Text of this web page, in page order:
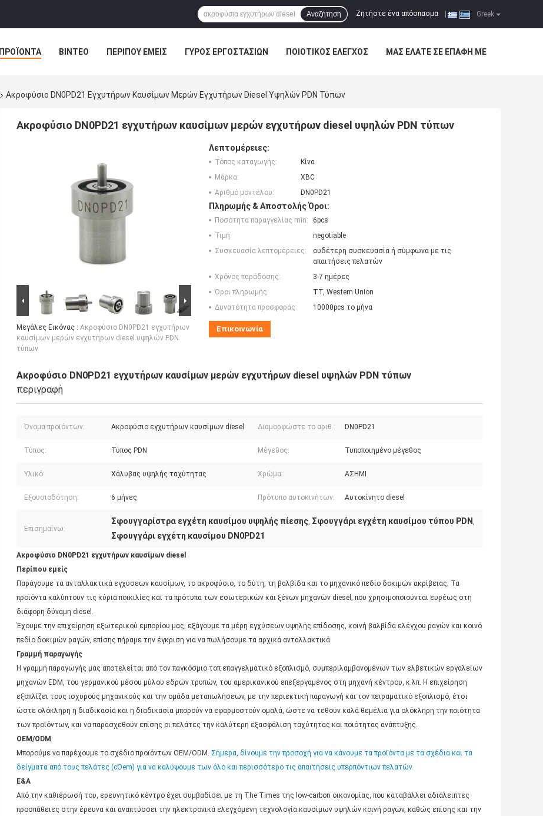
Greek
Ζητήστε ένα απόσπασμα
Αναζήτηση
ΠΡΟΪΌΝΤΑ ΒΊΝΤΕΟ ΠΕΡΊΠΟΥ ΕΜΕΊΣ ΓΎΡΟΣ ΕΡΓΟΣΤΑΣΊΩΝ ΠΟΙΟΤΙΚΌΣ ΈΛΕΓΧΟΣ ΜΑΣ ΕΛΆΤΕ ΣΕ ΕΠΑΦΉ ΜΕ
Ακροφύσιο DN0PD21 Εγχυτήρων Καυσίμων Μερών Εγχυτήρων Diesel Υψηλών PDN Τύπων
Ακροφύσιο DN0PD21 εγχυτήρων καυσίμων μερών εγχυτήρων diesel υψηλών PDN τύπων
Μεγάλες Εικόνας : Ακροφύσιο DN0PD21 εγχυτήρων
καυσίμων μερών εγχυτήρων diesel υψηλών PDN
τύπων
Λεπτομέρειες:
Τόπος καταγωγής:
Κίνα
Μάρκα:
XBC
Αριθμό μοντέλου:
DN0PD21
Πληρωμής & Αποστολής Όροι:
Ποσότητα παραγγελίας min:
6pcs
Τιμή:
negotiable
Συσκευασία λεπτομέρειες:
ουδέτερη συσκευασία ή σύμφωνα με τις
απαιτήσεις πελατών
Χρόνος παράδοσης:
3-7 ημέρες
Όροι πληρωμής:
TT, Western Union
Δυνατότητα προσφοράς:
10000pcs το μήνα
Επικοινωνία
Ακροφύσιο DN0PD21 εγχυτήρων καυσίμων μερών εγχυτήρων diesel υψηλών PDN τύπων
περιγραφή
Όνομα προϊόντων: Ακροφύσιο εγχυτήρων καυσίμων diesel Διαμορφώστε το αριθ.: DN0PD21
Τύπος: Τύπος PDN Μέγεθος: Τυποποιημένο μέγεθος
Υλικό: Χάλυβας υψηλής ταχύτητας Χρώμα: ΑΣΗΜΙ
Εξουσιοδότηση: 6 μήνες Πρότυπο αυτοκινήτων: Αυτοκίνητο diesel
Επισημαίνω:
Σφουγγαρίστρα εγχέτη καυσίμου υψηλής πίεσης, Σφουγγάρι εγχέτη καυσίμου τύπου PDN ,
Σφουγγάρι εγχέτη καυσίμου DN0PD21
Ακροφύσιο DN0PD21 εγχυτήρων καυσίμων diesel
Περίπου εμείς
Παράγουμε τα ανταλλακτικά εγχύσεων καυσίμων, το ακροφύσιο, το δύτη, τη βαλβίδα και το μηχανικό πεδίο δοκιμών ακρίβειας. Τα
προϊόντα καλύπτουν τις κύρια ποικιλίες και τα πρότυπα των εσωτερικών και ξένων μηχανών diesel, που χρησιμοποιούνται ευρέως στη
διάφορη δύναμη diesel.
Έχουμε την επιχείρηση εξωτερικού εμπορίου μας, εξάγουμε τα μέρη εγχύσεων υψηλής επίδοσης, κοινή βαλβίδα ελέγχου ραγών και κοινό
πεδίο δοκιμών ραγών, επίσης πήραμε την έγκριση για να πωλήσουμε τα αρχικά ανταλλακτικά.
Γραμμή παραγωγής
Η γραμμή παραγωγής μας αποτελείται από τον παγκόσμιο τοπ επαγγελματικό εξοπλισμό, συμπεριλαμβανομένων των ελβετικών εργαλείων
μηχανών EDM, του γερμανικού μέσου μύλου εδρών τρυπών, του αμερικανικού επεξεργαμένος στη μηχανή κέντρου, κ.λπ. Η επιχείρηση
εξοπλίζει τους ισχυρούς μηχανικούς και την ομάδα μεταπωλήσεων, με την περιεκτική παραγωγή και τον πειραματικό εξοπλισμό, έτσι
ώστε ολόκληρη η διαδικασία και η διαδικασία μπορούν να εφαρμοστούν ομαλά, ώστε να τεθούν καλά θεμέλια για ολόκληρη την ποιότητα
των προϊόντων, και να παρασχεθούν επίσης οι πελάτες την καλύτερη εξασφάλιση ταχύτητας και ποιότητας ανάπτυξης.
OEM/ODM
Μπορούμε να παρέχουμε το σχέδιο προϊόντων OEM/ODM. Σήμερα, δίνουμε την προσοχή για να κάνουμε τα προϊόντα με τα σχέδια και τα
δείγματα από τους πελάτες (cOem) για να καλύψουμε των όλο και περισσότερο τις απαιτήσεις υπερπόντιων πελατών.
Ε&Α
Από την καθιέρωσή του, ερευνητικό κέντρο έχει συμβαδίσει με τη The Times της low-carbon οικονομίας, που καταβάλλει αδιάλειπτες
προσπάθειες στην έρευνα και αναπτύσσει την ηλεκτρονικά ελεγχόμενη τεχνολογία καυσίμων υψηλών κοινή ραγών, καθώς επίσης και την